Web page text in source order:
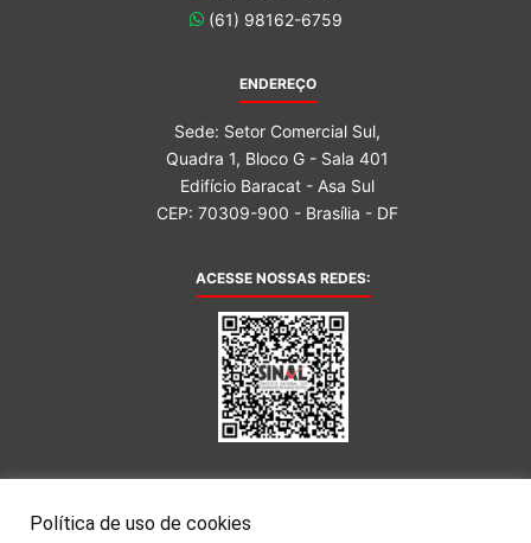
(61) 98162-6759
ENDEREÇO
Sede: Setor Comercial Sul,
Quadra 1, Bloco G - Sala 401
Edifício Baracat - Asa Sul
CEP: 70309-900 - Brasília - DF
ACESSE NOSSAS REDES:
Política de uso de cookies